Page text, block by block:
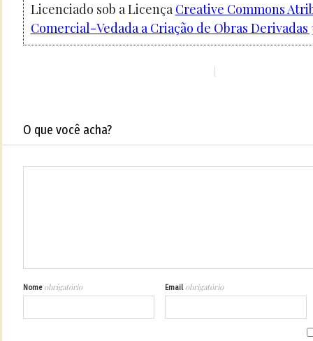
Licenciado sob a Licença Creative Commons
Comercial-Vedada a Criação de Obras Derivadas
O que você acha?
Nome obrigatório Email obrigatório